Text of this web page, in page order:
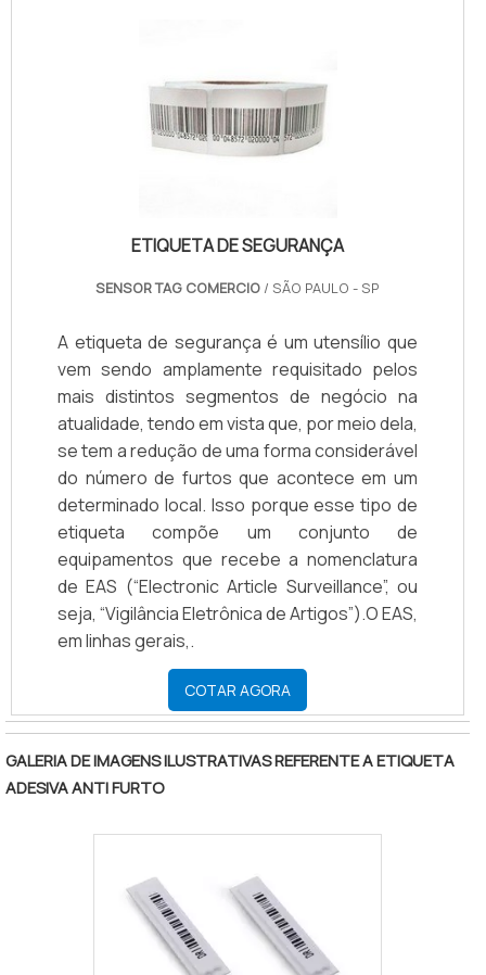
ETIQUETA DE SEGURANÇA
SENSOR TAG COMERCIO / SÃO PAULO - SP
A etiqueta de segurança é um utensílio que
vem sendo amplamente requisitado pelos
mais distintos segmentos de negócio na
atualidade, tendo em vista que, por meio dela,
se tem a redução de uma forma considerável
do número de furtos que acontece em um
determinado local. Isso porque esse tipo de
etiqueta compõe um conjunto de
equipamentos que recebe a nomenclatura
de EAS (“Electronic Article Surveillance”, ou
seja, “Vigilância Eletrônica de Artigos”).O EAS,
em linhas gerais,.
COTAR AGORA
GALERIA DE IMAGENS ILUSTRATIVAS REFERENTE A ETIQUETA
ADESIVA ANTI FURTO